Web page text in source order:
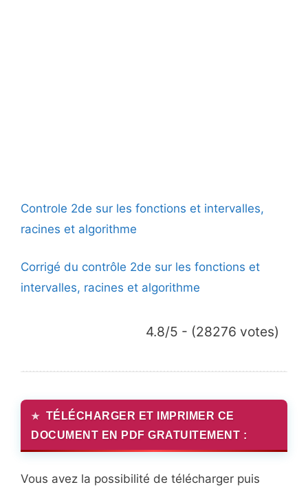
Controle 2de sur les fonctions et intervalles,
racines et algorithme
Corrigé du contrôle 2de sur les fonctions et
intervalles, racines et algorithme
4.8/5 - (28276 votes)
TÉLÉCHARGER ET IMPRIMER CE
DOCUMENT EN PDF GRATUITEMENT :
Vous avez la possibilité de télécharger puis